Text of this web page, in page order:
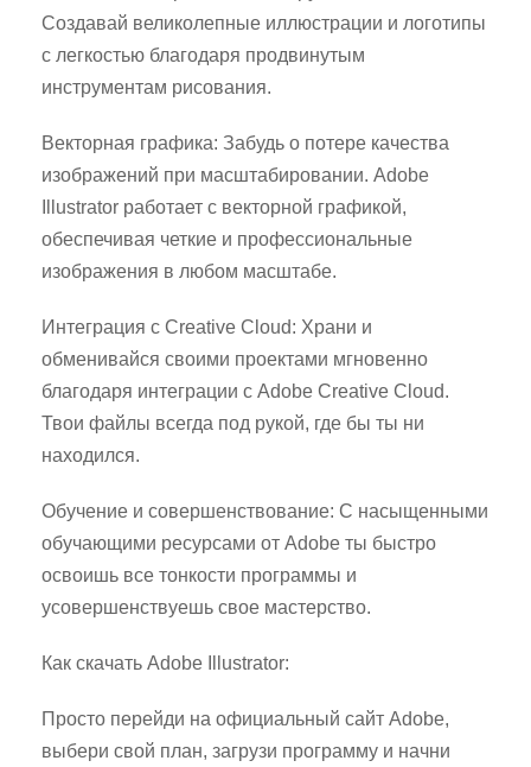
Создавай великолепные иллюстрации и логотипы
с легкостью благодаря продвинутым
инструментам рисования.
Векторная графика: Забудь о потере качества
изображений при масштабировании. Adobe
Illustrator работает с векторной графикой,
обеспечивая четкие и профессиональные
изображения в любом масштабе.
Интеграция с Creative Cloud: Храни и
обменивайся своими проектами мгновенно
благодаря интеграции с Adobe Creative Cloud.
Твои файлы всегда под рукой, где бы ты ни
находился.
Обучение и совершенствование: С насыщенными
обучающими ресурсами от Adobe ты быстро
освоишь все тонкости программы и
усовершенствуешь свое мастерство.
Как скачать Adobe Illustrator:
Просто перейди на официальный сайт Adobe,
выбери свой план, загрузи программу и начни